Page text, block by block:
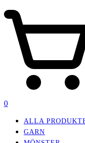
0
ALLA
GARN